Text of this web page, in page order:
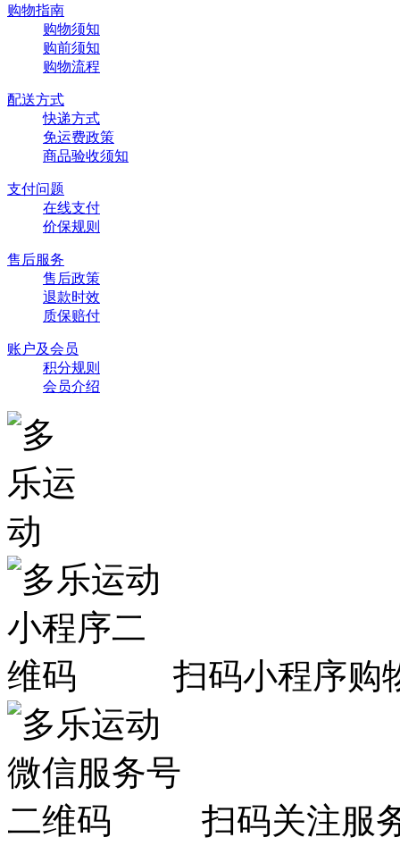
购物指南
购物须知
购前须知
购物流程
配送方式
快递方式
免运费政策
商品验收须知
支付问题
在线支付
价保规则
售后服务
售后政策
退款时效
质保赔付
账户及会员
积分规则
会员介绍
扫码小程序购
扫码关注服